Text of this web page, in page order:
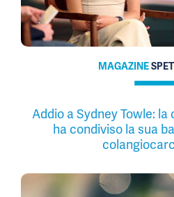
MAGAZINE
Addio a Sydney Towle:
ha condiviso la sua